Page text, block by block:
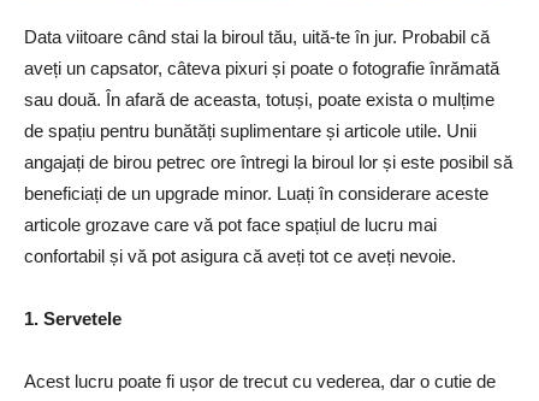
Data viitoare când stai la biroul tău, uită-te în jur. Probabil că
aveți un capsator, câteva pixuri și poate o fotografie înrămată
sau două. În afară de aceasta, totuși, poate exista o mulțime
de spațiu pentru bunătăți suplimentare și articole utile. Unii
angajați de birou petrec ore întregi la biroul lor și este posibil să
beneficiați de un upgrade minor. Luați în considerare aceste
articole grozave care vă pot face spațiul de lucru mai
confortabil și vă pot asigura că aveți tot ce aveți nevoie.
1. Servetele
Acest lucru poate fi ușor de trecut cu vederea, dar o cutie de